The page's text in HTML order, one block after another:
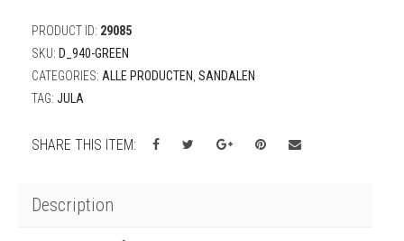
PRODUCT ID: 29085
SKU: D_940-GREEN
CATEGORIES: ALLE PRODUCTEN SANDALEN
TAG: JULA
SHARE THIS ITEM:
Description